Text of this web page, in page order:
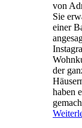
von
Sie
einer
der
haben